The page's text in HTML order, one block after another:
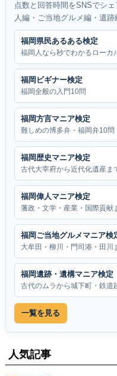
点数と回答時間をSNSでシ
人編・ご当地グルメ編・遺跡
福岡県民あるある検定
福岡人なら秒でわかるローカ
福岡ビギナー検定
福岡全般の入門10問
福岡方言マニア検定
難しめの博多弁・福岡弁10問
福岡歴史マニア検定
古代大宰府から近代化遺産ま
福岡偉人マニア検定
藩政・文学・産業・国際貢献
福岡ご当地グルメマニア検
大牟田・柳川・門司港・田川
福岡遺跡・遺構マニア検定
古代のムラから城下町・鉄道
一覧を見る
人気記事